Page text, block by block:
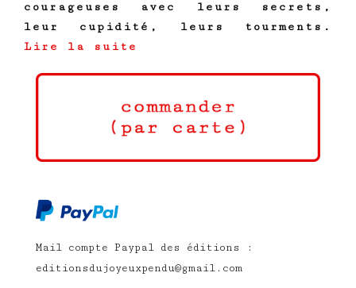
courageuses avec leurs secrets,
leur cupidité, leurs tourments.
Lire la suite
Mail compte Paypal des éditions :
editionsdujoyeuxpendu@gmail.com